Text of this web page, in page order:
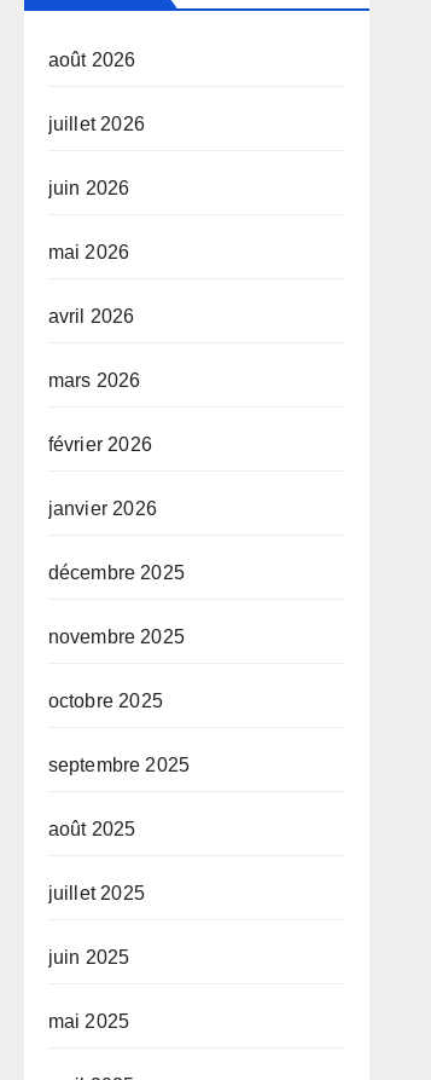
août 2026
juillet 2026
juin 2026
mai 2026
avril 2026
mars 2026
février 2026
janvier 2026
décembre 2025
novembre 2025
octobre 2025
septembre 2025
août 2025
juillet 2025
juin 2025
mai 2025